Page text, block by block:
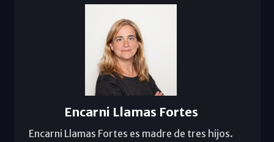
Encarni Llamas Fortes
Encarni Llamas Fortes es madre de tres hijos.